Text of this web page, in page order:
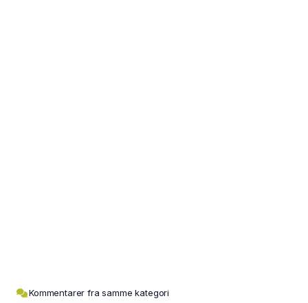
Kommentarer fra samme kategori